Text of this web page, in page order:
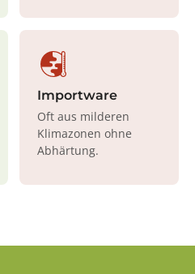
Importware
Oft aus milderen
Klimazonen ohne
Abhärtung.